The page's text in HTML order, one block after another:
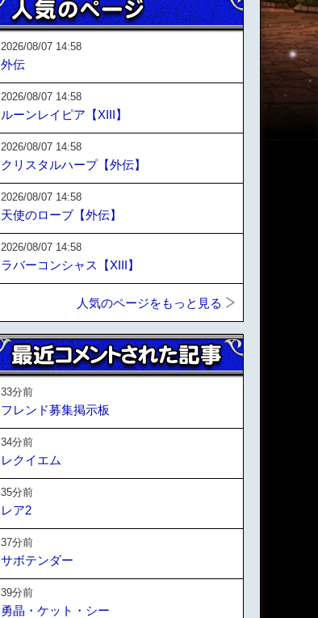
2026/08/07 14:58
外伝
2026/08/07 14:58
ルーンレイピア【XIII】
2026/08/07 14:58
クリスタルハープ【外伝】
2026/08/07 14:58
天使のローブ【外伝】
2026/08/07 14:58
ラバーコンシャス【XIII】
人気のページをもっと見る
33分前
フレンド募集掲示板
34分前
レクイエム
35分前
レア2
37分前
サボテンダー
39分前
勇晶・ケット・シー